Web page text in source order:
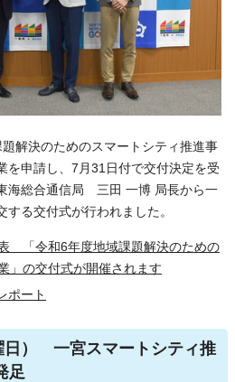
解決のためのスマートシティ推進事
を申請し、7月31日付で交付決定を受
海総合通信局 三田 一博 局長から一
る交付式が行われました。
「令和6年度地域課題解決のための
」の交付式が開催されます
ポート
日） 一宮スマートシティ推
足